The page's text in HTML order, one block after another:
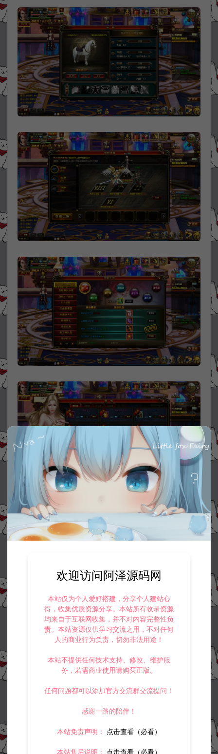
欢迎访问阿泽源码网
本站仅为个人爱好搭建，分享个人建站心
得，收集优质资源分享。本站所有收录资源
均来自于互联网收集，并不对内容完整性负
责。本站资源仅供学习交流之用，不对任何
人的商业行为负责，切勿非法用途！
本站不提供任何技术支持、修改、维护服
务，若需商业使用请购买正版。
任何问题都可以添加官方交流群交流提问！
感谢一路的陪伴！
本站免责声明： 点击查看（必看）
本站售后说明： 点击查看（必看）